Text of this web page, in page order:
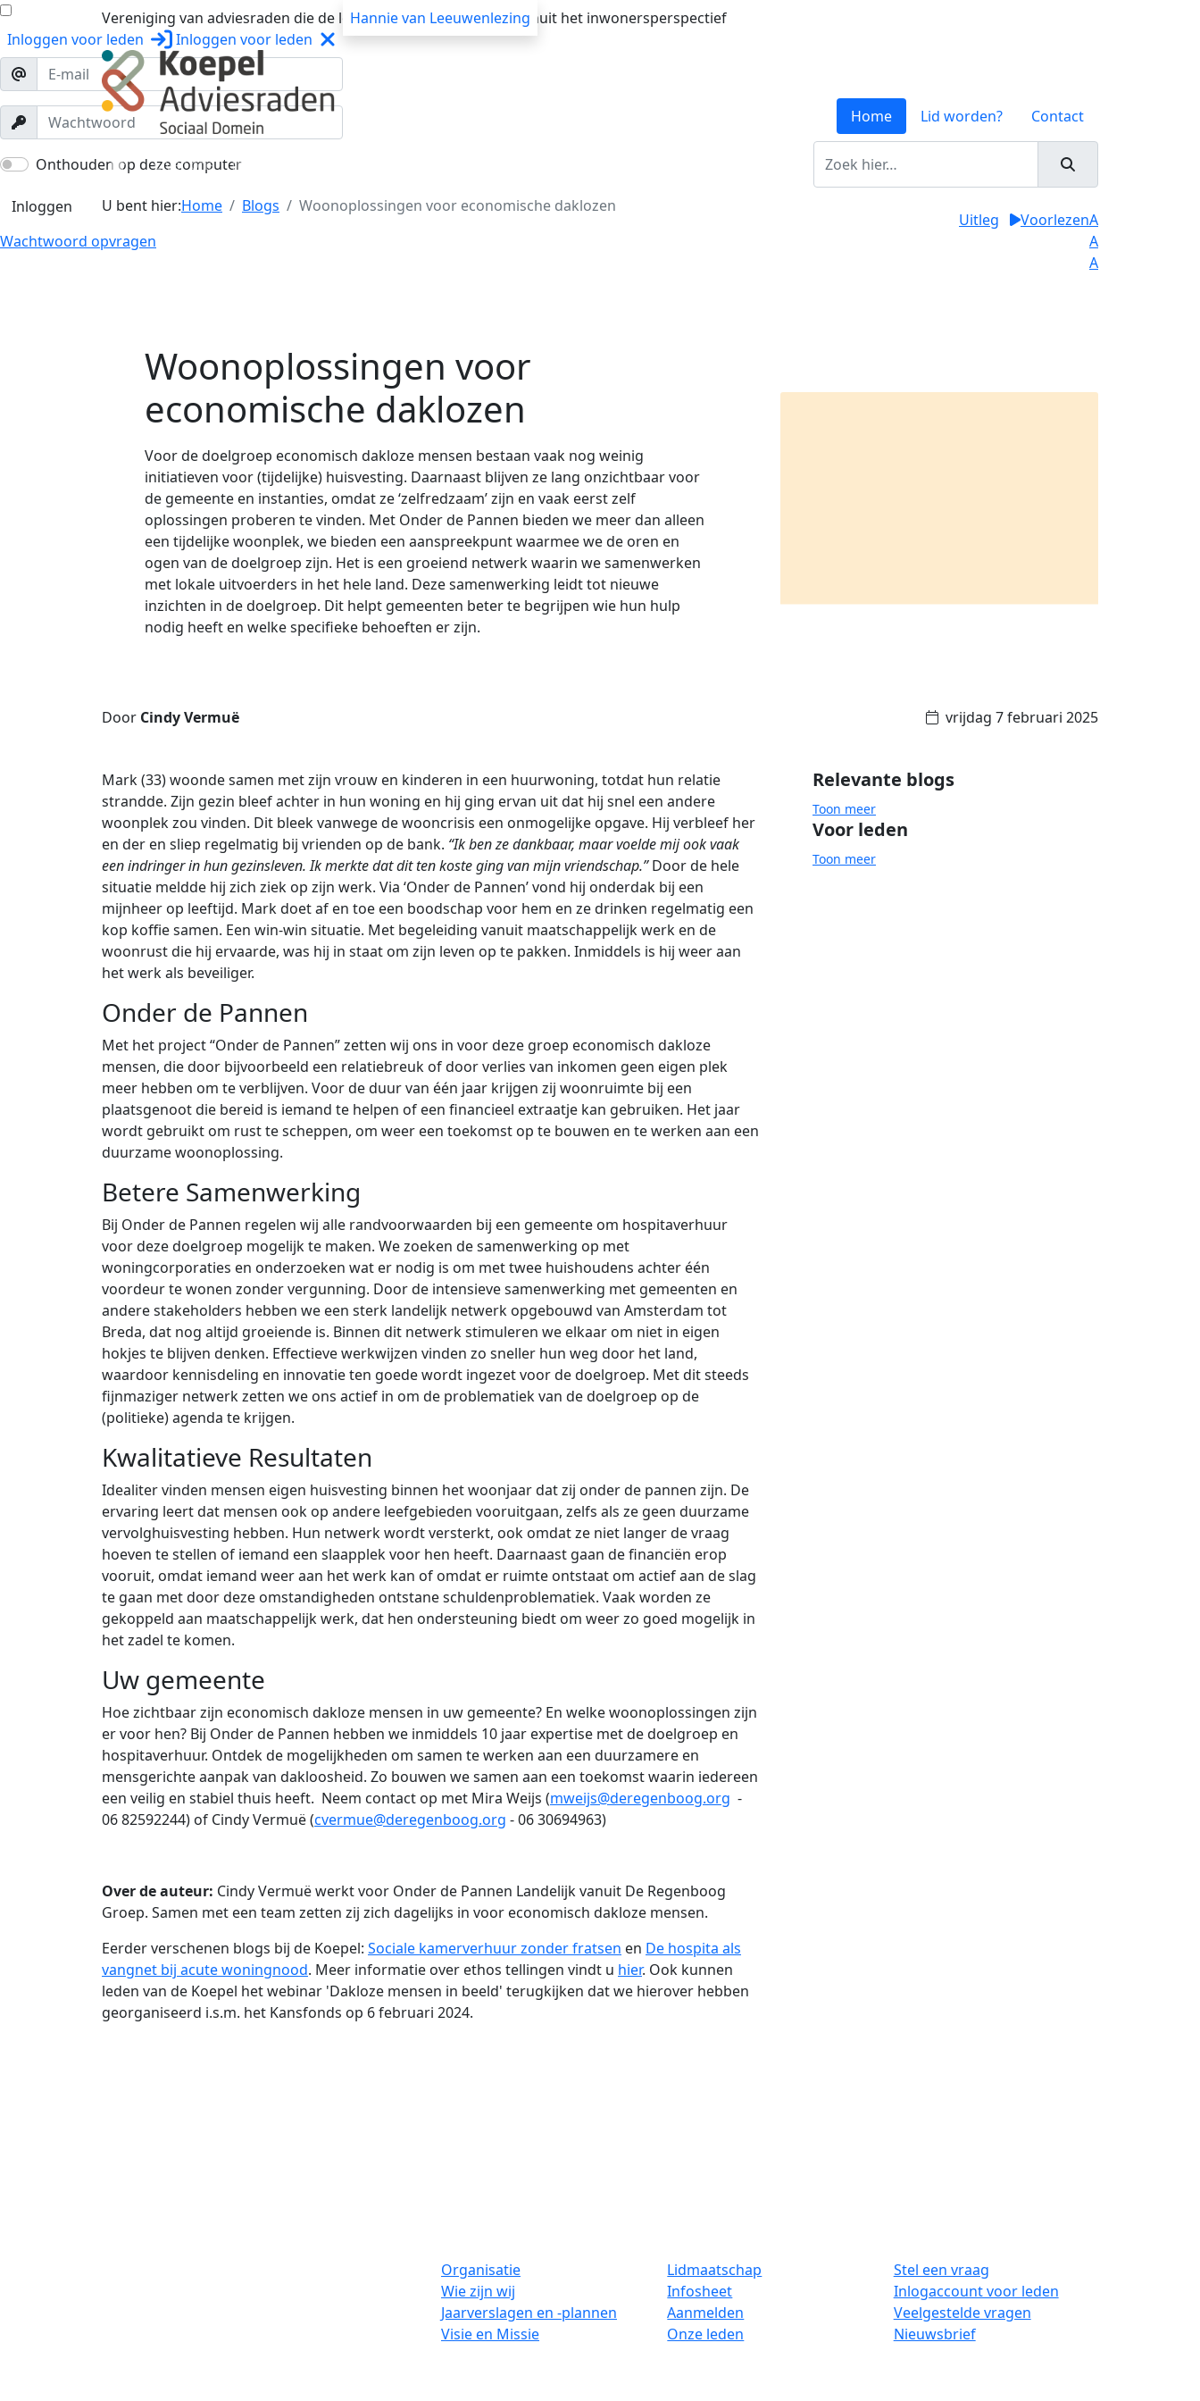
Inloggen voor leden Inloggen voor leden
Onthouden op deze computer
Inloggen
Wachtwoord opvragen
Hannie van Leeuwenlezing
Vereniging van adviesraden die de lokale overheid adviseren vanuit het inwonersperspectief
Home Lid worden? Contact
Over ons Trainingen
U bent hier:Home Blogs Woonoplossingen voor economische daklozen
Uitleg VoorlezenA
A
A
Woonoplossingen voor
economische daklozen
Voor de doelgroep economisch dakloze mensen bestaan vaak nog weinig
initiatieven voor (tijdelijke) huisvesting. Daarnaast blijven ze lang onzichtbaar voor
de gemeente en instanties, omdat ze ‘zelfredzaam’ zijn en vaak eerst zelf
oplossingen proberen te vinden. Met Onder de Pannen bieden we meer dan alleen
een tijdelijke woonplek, we bieden een aanspreekpunt waarmee we de oren en
ogen van de doelgroep zijn. Het is een groeiend netwerk waarin we samenwerken
met lokale uitvoerders in het hele land. Deze samenwerking leidt tot nieuwe
inzichten in de doelgroep. Dit helpt gemeenten beter te begrijpen wie hun hulp
nodig heeft en welke specifieke behoeften er zijn.
Door Cindy Vermuë vrijdag 7 februari 2025
Mark (33) woonde samen met zijn vrouw en kinderen in een huurwoning, totdat hun relatie
strandde. Zijn gezin bleef achter in hun woning en hij ging ervan uit dat hij snel een andere
woonplek zou vinden. Dit bleek vanwege de wooncrisis een onmogelijke opgave. Hij verbleef her
en der en sliep regelmatig bij vrienden op de bank. “Ik ben ze dankbaar, maar voelde mij ook vaak
een indringer in hun gezinsleven. Ik merkte dat dit ten koste ging van mijn vriendschap.”Door de hele
situatie meldde hij zich ziek op zijn werk. Via ‘Onder de Pannen’ vond hij onderdak bij een
mijnheer op leeftijd. Mark doet af en toe een boodschap voor hem en ze drinken regelmatig een
kop koffie samen. Een win-win situatie. Met begeleiding vanuit maatschappelijk werk en de
woonrust die hij ervaarde, was hij in staat om zijn leven op te pakken. Inmiddels is hij weer aan
het werk als beveiliger.
Onder de Pannen
Met het project “Onder de Pannen” zetten wij ons in voor deze groep economisch dakloze
mensen, die door bijvoorbeeld een relatiebreuk of door verlies van inkomen geen eigen plek
meer hebben om te verblijven. Voor de duur van één jaar krijgen zij woonruimte bij een
plaatsgenoot die bereid is iemand te helpen of een financieel extraatje kan gebruiken. Het jaar
wordt gebruikt om rust te scheppen, om weer een toekomst op te bouwen en te werken aan een
duurzame woonoplossing.
Betere Samenwerking
Bij Onder de Pannen regelen wij alle randvoorwaarden bij een gemeente om hospitaverhuur
voor deze doelgroep mogelijk te maken. We zoeken de samenwerking op met
woningcorporaties en onderzoeken wat er nodig is om met twee huishoudens achter één
voordeur te wonen zonder vergunning. Door de intensieve samenwerking met gemeenten en
andere stakeholders hebben we een sterk landelijk netwerk opgebouwd van Amsterdam tot
Breda, dat nog altijd groeiende is. Binnen dit netwerk stimuleren we elkaar om niet in eigen
hokjes te blijven denken. Effectieve werkwijzen vinden zo sneller hun weg door het land,
waardoor kennisdeling en innovatie ten goede wordt ingezet voor de doelgroep. Met dit steeds
fijnmaziger netwerk zetten we ons actief in om de problematiek van de doelgroep op de
(politieke) agenda te krijgen.
Kwalitatieve Resultaten
Idealiter vinden mensen eigen huisvesting binnen het woonjaar dat zij onder de pannen zijn. De
ervaring leert dat mensen ook op andere leefgebieden vooruitgaan, zelfs als ze geen duurzame
vervolghuisvesting hebben. Hun netwerk wordt versterkt, ook omdat ze niet langer de vraag
hoeven te stellen of iemand een slaapplek voor hen heeft. Daarnaast gaan de financiën erop
vooruit, omdat iemand weer aan het werk kan of omdat er ruimte ontstaat om actief aan de slag
te gaan met door deze omstandigheden ontstane schuldenproblematiek. Vaak worden ze
gekoppeld aan maatschappelijk werk, dat hen ondersteuning biedt om weer zo goed mogelijk in
het zadel te komen.
Uw gemeente
Hoe zichtbaar zijn economisch dakloze mensen in uw gemeente? En welke woonoplossingen zijn
er voor hen? Bij Onder de Pannen hebben we inmiddels 10 jaar expertise met de doelgroep en
hospitaverhuur. Ontdek de mogelijkheden om samen te werken aan een duurzamere en
mensgerichte aanpak van dakloosheid. Zo bouwen we samen aan een toekomst waarin iedereen
een veilig en stabiel thuis heeft. Neem contact op met Mira Weijs (mweijs@deregenboog.org -
06 82592244) of Cindy Vermuë (cvermue@deregenboog.org - 06 30694963)
Over de auteur: Cindy Vermuë werkt voor Onder de Pannen Landelijk vanuit De Regenboog
Groep. Samen met een team zetten zij zich dagelijks in voor economisch dakloze mensen.
Eerder verschenen blogs bij de Koepel: Sociale kamerverhuur zonder fratsen en De hospita als
vangnet bij acute woningnood. Meer informatie over ethos tellingen vindt u hier. Ook kunnen
leden van de Koepel het webinar 'Dakloze mensen in beeld' terugkijken dat we hierover hebben
georganiseerd i.s.m. het Kansfonds op 6 februari 2024.
Relevante blogs
Toon meer
Voor leden
Toon meer
Organisatie
Wie zijn wij
Jaarverslagen en -plannen
Visie en Missie
Lidmaatschap
Infosheet
Aanmelden
Onze leden
Stel een vraag
Inlogaccount voor leden
Veelgestelde vragen
Nieuwsbrief